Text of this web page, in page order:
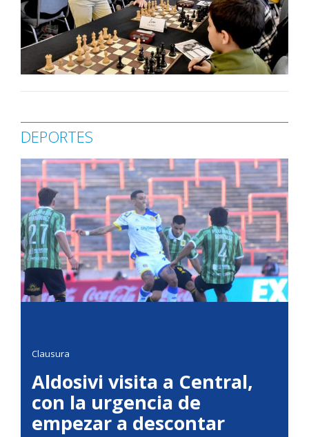
DEPORTES
Clausura
Aldosivi visita a Central,
con la urgencia de
empezar a descontar